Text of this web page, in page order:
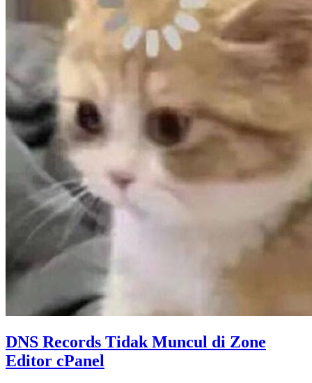
DNS Records Tidak Muncul di Zone
Editor cPanel